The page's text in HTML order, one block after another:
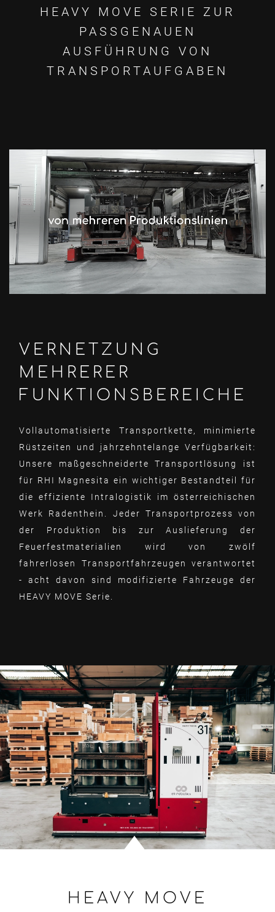
HEAVY MOVE SERIE ZUR
PASSGENAUEN
AUSFÜHRUNG VON
TRANSPORTAUFGABEN
VERNETZUNG
MEHRERER
FUNKTIONSBEREICHE
Vollautomatisierte Transportkette, minimierte
Rüstzeiten und jahrzehntelange Verfügbarkeit:
Unsere maßgeschneiderte Transportlösung ist
für RHI Magnesita ein wichtiger Bestandteil für
die effiziente Intralogistik im österreichischen
Werk Radenthein. Jeder Transportprozess von
der Produktion bis zur Auslieferung der
Feuerfestmaterialien wird von zwölf
fahrerlosen Transportfahrzeugen verantwortet
- acht davon sind modifizierte Fahrzeuge der
HEAVY MOVE Serie.
HEAVY MOVE